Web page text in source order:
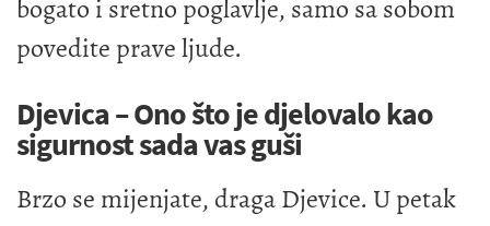
bogato i sretno poglavlje, samo sa sobom
povedite prave ljude.
Djevica – Ono što je djelovalo kao
sigurnost sada vas guši
Brzo se mijenjate, draga Djevice. U petak